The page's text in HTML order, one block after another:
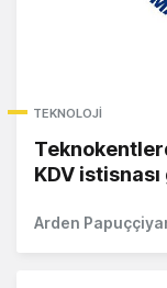
TEKNOLOJI
KDV
Arden